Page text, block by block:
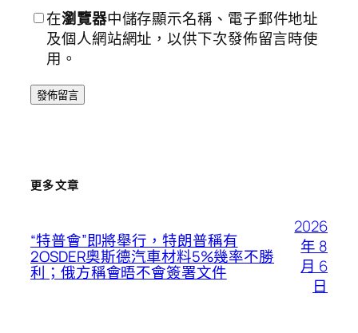
在瀏覽器中儲存顯示名稱、電子郵件地址
及個人網站網址，以供下次發佈留言時使
用。
更多文章
“特普會”即將舉行，特朗普稱有
2OSDER奧斯德汽車材料5%幾率不勝
利；俄方稱會晤不會簽署文件
2026
年 8
月 6
日